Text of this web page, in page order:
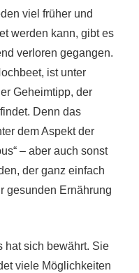
viel früher und
werden kann, gibt es
verloren gegangen.
ist unter
Geheimtipp, der
Denn das
dem Aspekt der
– aber auch sonst
der ganz einfach
gesunden Ernährung
hat sich bewährt. Sie
viele Möglichkeiten